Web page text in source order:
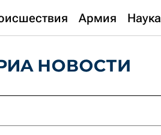
Армия Наука